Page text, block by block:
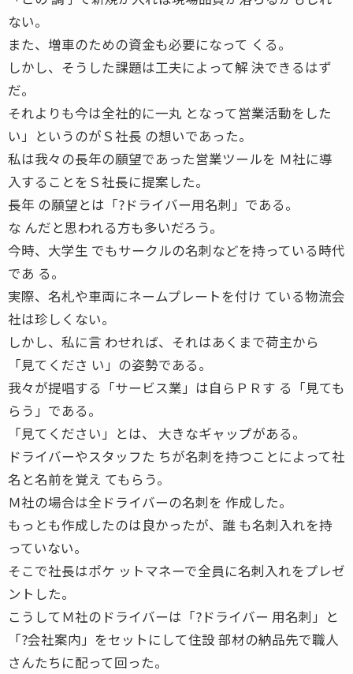
ない。
また、増車のための資金も必要になって くる。
しかし、そうした課題は工夫によって解 決できるはず
だ。
それよりも今は全社的に一丸 となって営業活動をした
い」というのがＳ社長 の想いであった。
私は我々の長年の願望であった営業ツールを Ｍ社に導
入することをＳ社長に提案した。
長年 の願望とは「?ドライバー用名刺」である。
な んだと思われる方も多いだろう。
今時、大学生 でもサークルの名刺などを持っている時代
であ る。
実際、名札や車両にネームプレートを付け ている物流会
社は珍しくない。
しかし、私に言 わせれば、それはあくまで荷主から
「見てくださ い」の姿勢である。
我々が提唱する「サービス業」は自らＰＲす る「見ても
らう」である。
「見てください」とは、 大きなギャップがある。
ドライバーやスタッフた ちが名刺を持つことによって社
名と名前を覚え てもらう。
Ｍ社の場合は全ドライバーの名刺を 作成した。
もっとも作成したのは良かったが、誰 も名刺入れを持
っていない。
そこで社長はポケ ットマネーで全員に名刺入れをプレゼ
ントした。
こうしてＭ社のドライバーは「?ドライバー 用名刺」と
「?会社案内」をセットにして住設 部材の納品先で職人
さんたちに配って回った。